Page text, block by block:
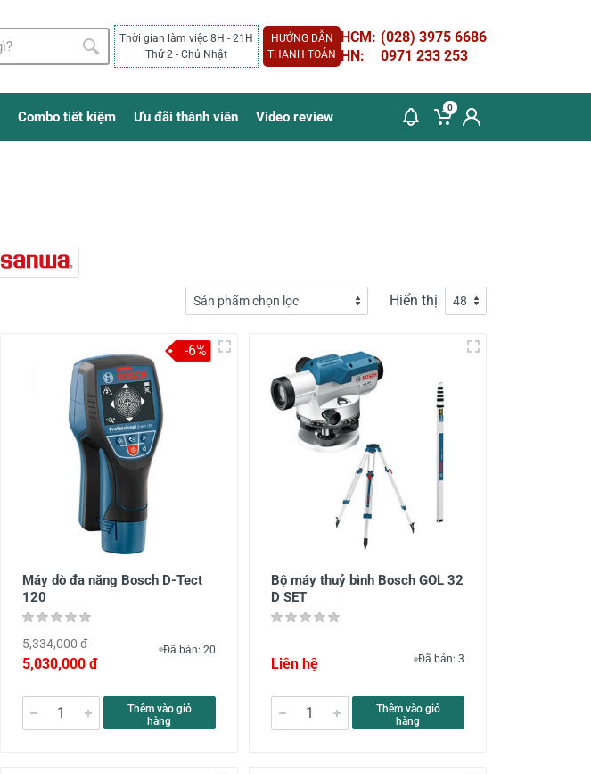
Thời gian làm việc 8H - 21H
Thứ 2 - Chủ Nhật
HƯỚNG DẪN
THANH TOÁN
HCM: (028) 3975 6686
HN:
0971 233 253
Combo tiết kiệm Ưu đãi thành viên Video review
0
Hiển thị
Máy dò đa năng Bosch D-Tect
120
5,334,000 đ
5,030,000 đ
Đã bán: 20
Thêm vào giỏ
hàng
-6%
Bộ máy thuỷ bình Bosch GOL 32
D SET
Liên hệ Đã bán: 3
Thêm vào giỏ
hàng